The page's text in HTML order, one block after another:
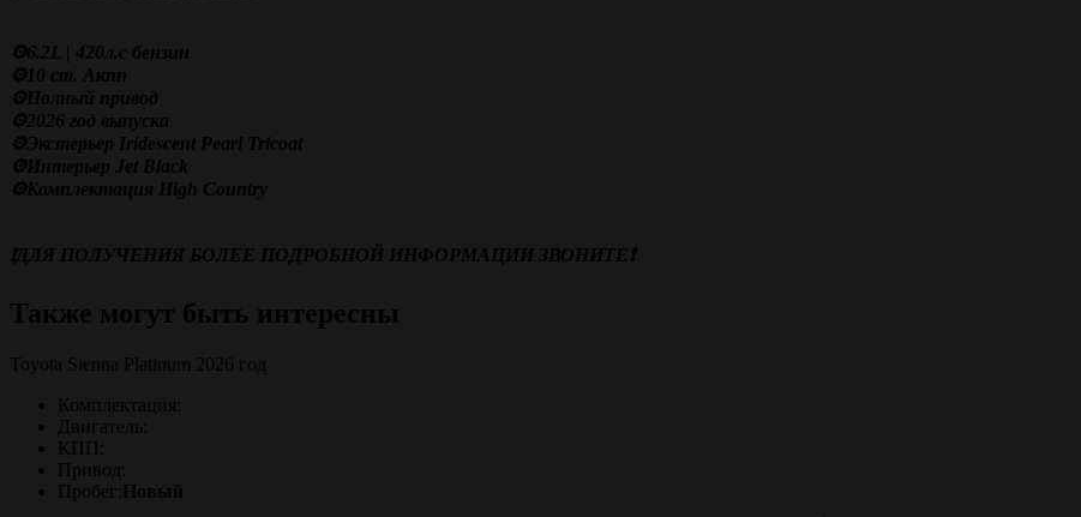
⚙️6.2L | 420л.с бензин
⚙️10 ст. Акпп
⚙️Полный привод
⚙️2026 год выпуска
⚙️Экстерьер Iridescent Pearl Tricoat
⚙️Интерьер Jet Black
⚙️Комплектация High Country
❗️ДЛЯ ПОЛУЧЕНИЯ БОЛЕЕ ПОДРОБНОЙ ИНФОРМАЦИИ ЗВОНИТЕ❗️
Также могут быть интересны
Toyota Sienna Platinum 2026 год
Комплектация:
Двигатель:
КПП:
Привод:
Пробег:
Новый